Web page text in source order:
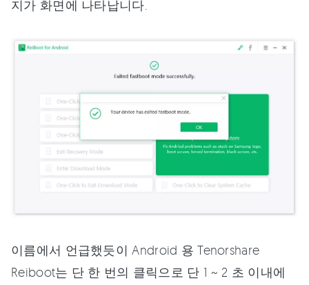
지가 화면에 나타납니다.
이름에서 언급했듯이 Android 용 Tenorshare
Reiboot는 단 한 번의 클릭으로 단 1 ~ 2 초 이내에